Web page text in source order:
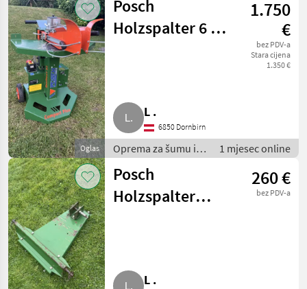
Rezači drva
Oglas
Posch
Holzspalter 6 t,
1.750
€
bez PDV-a
Stara cijena
1.350 €
L .
6850 Dornbirn
Oprema za šumu i
obradu drveta /
Rezači drva
1 mjesec online
Posch
Holzspalter
260 €
bez PDV-a
L .